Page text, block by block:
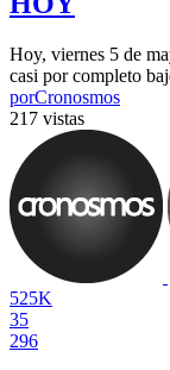
Hoy, viernes 5 de
casi por completo
porCronosmos
217 vistas
525K
35
296